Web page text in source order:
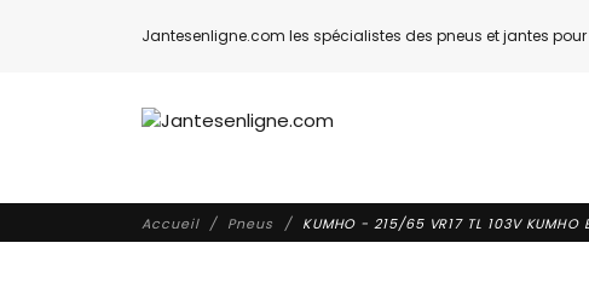
Jantesenligne.com les spécialistes des pneus et jantes pour
Accueil Pneus KUMHO - 215/65 VR17 TL 103V